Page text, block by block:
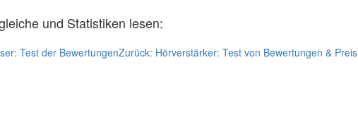
und Statistiken lesen:
Test der BewertungenZurück: Hörverstärker: Test von Bewertungen & Preis